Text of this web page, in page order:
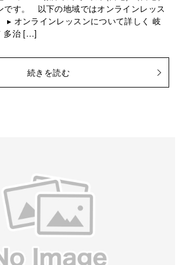
です。 以下の地域ではオンラインレッス
▸ オンラインレッスンについて詳しく 岐
多治 […]
続きを読む